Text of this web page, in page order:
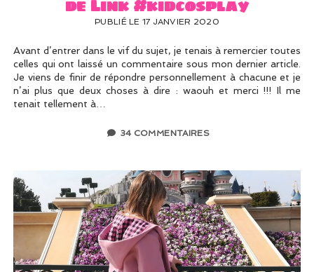
de Link #kidcosplay
PUBLIÉ LE 17 JANVIER 2020
Avant d’entrer dans le vif du sujet, je tenais à remercier toutes
celles qui ont laissé un commentaire sous mon dernier article.
Je viens de finir de répondre personnellement à chacune et je
n’ai plus que deux choses à dire : waouh et merci !!! Il me
tenait tellement à…
34 COMMENTAIRES